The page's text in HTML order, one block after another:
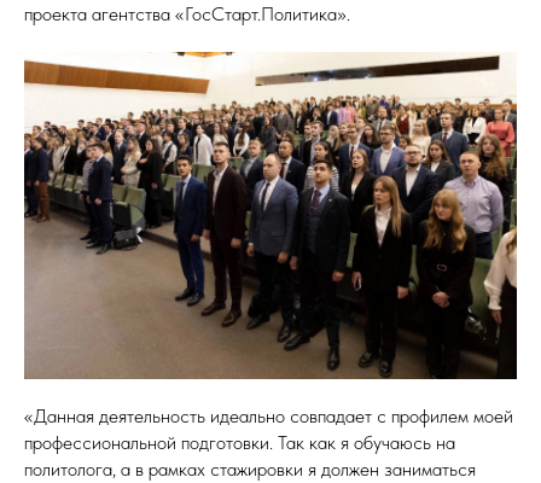
проекта агентства «ГосСтарт.Политика».
«Данная деятельность идеально совпадает с профилем моей
профессиональной подготовки. Так как я обучаюсь на
политолога, а в рамках стажировки я должен заниматься